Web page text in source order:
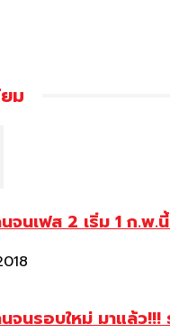
ม
จนเฟส 2 เริ่ม 1 ก.พ.
จนรอบใหม่ มาแล้ว